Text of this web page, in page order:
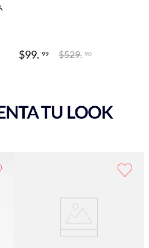
$99. 99 $529. 90